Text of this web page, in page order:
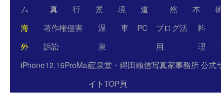
ム
真
行
景
境
道
然
本
海
外
著作権侵害
訴訟
温
泉
車 PC
ブログ活
用
料
理
iPhone12,16ProMax宝泉堂・縄田賴信写真家事務所 公式
イトTOP頁